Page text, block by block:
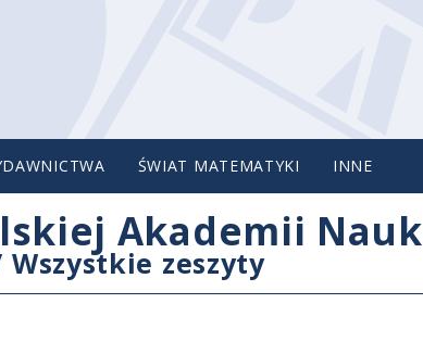
ŚWIAT MATEMATYKI INNE
Akademii Nauk
Wszystkie zeszyty